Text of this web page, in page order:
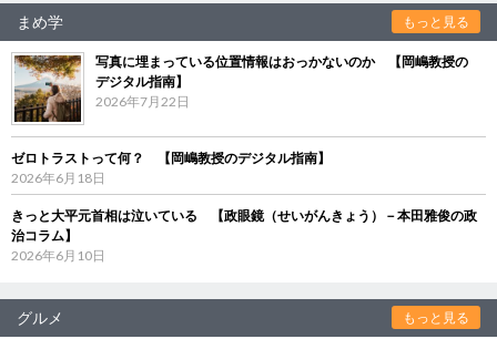
まめ学 もっと見る
写真に埋まっている位置情報はおっかないのか 【岡嶋教授の
デジタル指南】
2026年7月22日
ゼロトラストって何？ 【岡嶋教授のデジタル指南】
2026年6月18日
きっと大平元首相は泣いている 【政眼鏡（せいがんきょう）－本田雅俊の政
治コラム】
2026年6月10日
グルメ もっと見る